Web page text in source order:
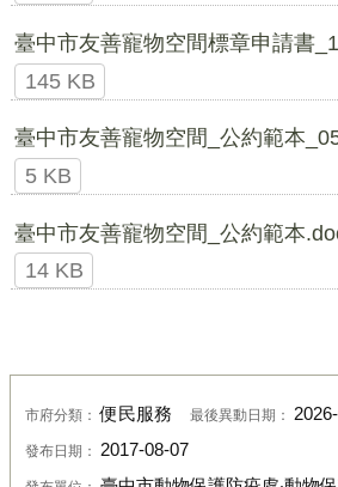
臺中市友善寵物空間標章申請書
145 KB
臺中市友善寵物空間_公約範本
5 KB
臺中市友善寵物空間_公約範本
14 KB
市府分類：便民服務 最後異動日期：
發布日期： 2017-08-07